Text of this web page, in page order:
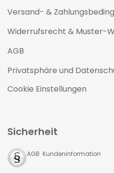
Versand- &
Widerrufsrecht & Muster-
AGB
Privatsphäre und
Cookie Einstellungen
Sicherheit
AGB Kundeninformation